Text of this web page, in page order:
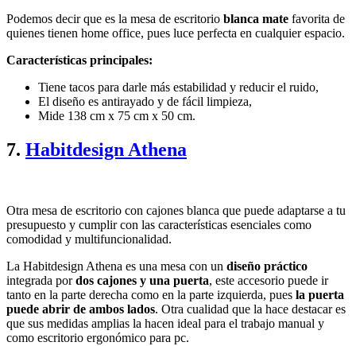
Podemos decir que es la mesa de escritorio blanca mate favorita de
quienes tienen home office, pues luce perfecta en cualquier espacio.
Características principales:
Tiene tacos para darle más estabilidad y reducir el ruido,
El diseño es antirayado y de fácil limpieza,
Mide 138 cm x 75 cm x 50 cm.
7. Habitdesign Athena
Otra mesa de escritorio con cajones blanca que puede adaptarse a tu
presupuesto y cumplir con las características esenciales como
comodidad y multifuncionalidad.
La Habitdesign Athena es una mesa con un diseño práctico
integrada pordos cajones y una puerta, este accesorio puede ir
tanto en la parte derecha como en la parte izquierda, pues la puerta
puede abrir de ambos lados. Otra cualidad que la hace destacar es
que sus medidas amplias la hacen ideal para el trabajo manual y
como escritorio ergonómico para pc.